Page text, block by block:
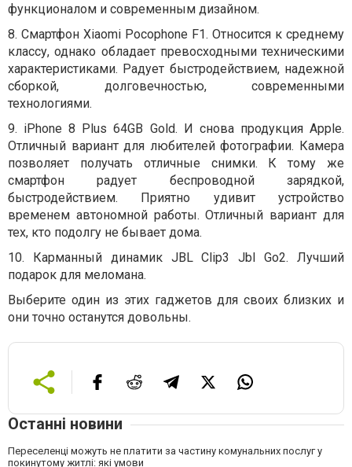
функционалом и современным дизайном.
8. Смартфон Xiaomi Pocophone F1. Относится к среднему
классу, однако обладает превосходными техническими
характеристиками. Радует быстродействием, надежной
сборкой, долговечностью, современными
технологиями.
9. iPhone 8 Plus 64GB Gold. И снова продукция Apple.
Отличный вариант для любителей фотографии. Камера
позволяет получать отличные снимки. К тому же
смартфон радует беспроводной зарядкой,
быстродействием. Приятно удивит устройство
временем автономной работы. Отличный вариант для
тех, кто подолгу не бывает дома.
10. Карманный динамик JBL Clip3 Jbl Go2. Лучший
подарок для меломана.
Выберите один из этих гаджетов для своих близких и
они точно останутся довольны.
Останні новини
Переселенці можуть не платити за частину комунальних послуг у
покинутому житлі: які умови